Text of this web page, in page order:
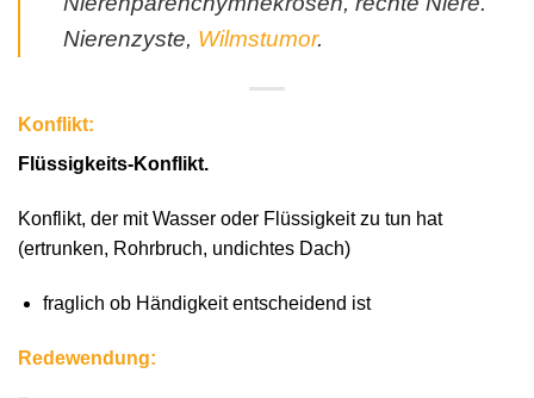
Nierenzyste, Wilmstumor.
Konflikt:
Flüssigkeits-Konflikt.
Konflikt, der mit Wasser oder Flüssigkeit zu tun hat
(ertrunken, Rohrbruch, undichtes Dach)
fraglich ob Händigkeit entscheidend ist
Redewendung: